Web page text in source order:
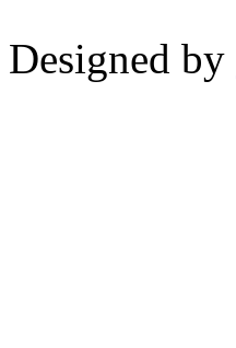
Designed by